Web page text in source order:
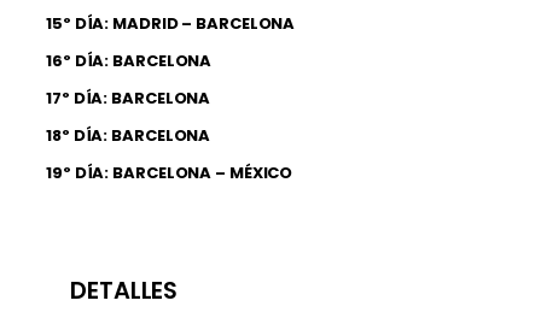
15º DÍA: MADRID – BARCELONA
16º DÍA: BARCELONA
17º DÍA: BARCELONA
18º DÍA: BARCELONA
19º DÍA: BARCELONA – MÉXICO
DETALLES